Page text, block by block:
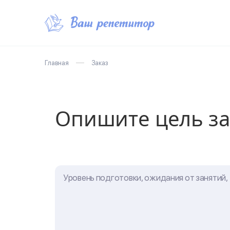
Главная Заказ
Опишите цель